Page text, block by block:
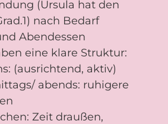
(Ursula hat den
nach Bedarf
Abendessen
eine klare Struktur:
(ausrichtend, aktiv)
abends: ruhigere
Zeit draußen,